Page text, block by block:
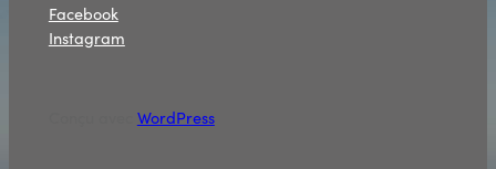
Facebook
Instagram
WordPress